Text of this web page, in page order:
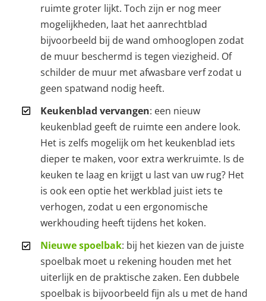
ruimte groter lijkt. Toch zijn er nog meer
mogelijkheden, laat het aanrechtblad
bijvoorbeeld bij de wand omhooglopen zodat
de muur beschermd is tegen viezigheid. Of
schilder de muur met afwasbare verf zodat u
geen spatwand nodig heeft.
Keukenblad vervangen: een nieuw
keukenblad geeft de ruimte een andere look.
Het is zelfs mogelijk om het keukenblad iets
dieper te maken, voor extra werkruimte. Is de
keuken te laag en krijgt u last van uw rug? Het
is ook een optie het werkblad juist iets te
verhogen, zodat u een ergonomische
werkhouding heeft tijdens het koken.
Nieuwe spoelbak: bij het kiezen van de juiste
spoelbak moet u rekening houden met het
uiterlijk en de praktische zaken. Een dubbele
spoelbak is bijvoorbeeld fijn als u met de hand